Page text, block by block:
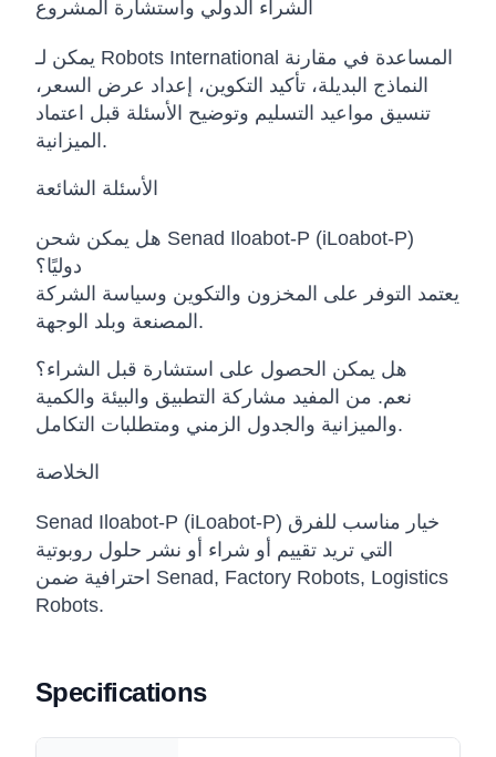
الشراء الدولي واستشارة المشروع
يمكن لـ Robots International المساعدة في مقارنة
النماذج البديلة، تأكيد التكوين، إعداد عرض السعر،
تنسيق مواعيد التسليم وتوضيح الأسئلة قبل اعتماد
الميزانية.
الأسئلة الشائعة
هل يمكن شحن Senad Iloabot-P (iLoabot-P)
دوليًا؟
يعتمد التوفر على المخزون والتكوين وسياسة الشركة
المصنعة وبلد الوجهة.
هل يمكن الحصول على استشارة قبل الشراء؟
نعم. من المفيد مشاركة التطبيق والبيئة والكمية
والميزانية والجدول الزمني ومتطلبات التكامل.
الخلاصة
Senad Iloabot-P (iLoabot-P) خيار مناسب للفرق
التي تريد تقييم أو شراء أو نشر حلول روبوتية
احترافية ضمن Senad, Factory Robots, Logistics
Robots.
Specifications